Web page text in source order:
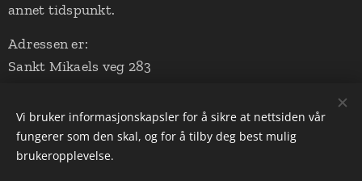
annet tidspunkt.
Adressen er:
Sankt Mikaels veg 283
(Aalerud Stall - nede ved ridebanen)
Vi bruker informasjonskapsler for å sikre at nettsiden vår
fungerer som den skal, og for å tilby deg best mulig
brukeropplevelse.